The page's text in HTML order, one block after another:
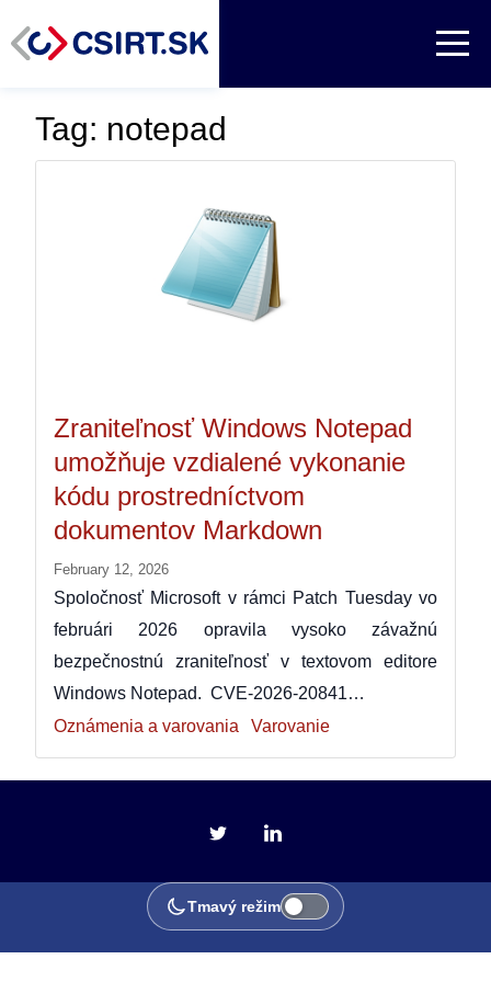
Tag: notepad
Zraniteľnosť Windows Notepad
umožňuje vzdialené vykonanie
kódu prostredníctvom
dokumentov Markdown
February 12, 2026
Spoločnosť Microsoft v rámci Patch Tuesday vo
februári 2026 opravila vysoko závažnú
bezpečnostnú zraniteľnosť v textovom editore
Windows Notepad. CVE-2026-20841…
Oznámenia a varovania
Varovanie
Tmavý režim